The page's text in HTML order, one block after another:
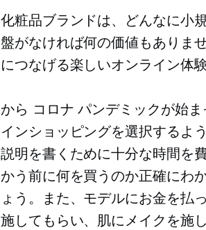
化粧品ブランドは、どんなに小
盤がなければ何の価値もありま
につなげる楽しいオンライン体
から コロナ パンデミックが始
インショッピングを選択するよ
説明を書くために十分な時間を
かう前に何を買うのか正確にわ
ょう。また、モデルにお金を払
施してもらい、肌にメイクを施